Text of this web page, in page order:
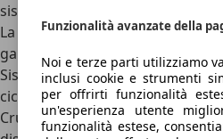
Funzionalità avanzate della
Noi e terze parti utilizziamo
inclusi cookie e strumenti
per offrirti funzionalità
un'esperienza utente
funzionalità estese,
sistema di mantenimento in
La dotazione si completa per
garantire una guida assistita di
Sistema Pre-Collisione con
ciclisti, attivo anche nelle svolte
Cruise Control Adattivo Full